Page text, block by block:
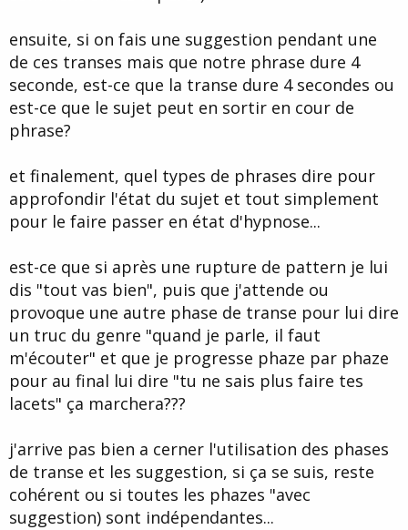
ensuite, si on fais une suggestion pendant une
de ces transes mais que notre phrase dure 4
seconde, est-ce que la transe dure 4 secondes ou
est-ce que le sujet peut en sortir en cour de
phrase?
et finalement, quel types de phrases dire pour
approfondir l'état du sujet et tout simplement
pour le faire passer en état d'hypnose...
est-ce que si après une rupture de pattern je lui
dis "tout vas bien", puis que j'attende ou
provoque une autre phase de transe pour lui dire
un truc du genre "quand je parle, il faut
m'écouter" et que je progresse phaze par phaze
pour au final lui dire "tu ne sais plus faire tes
lacets" ça marchera???
j'arrive pas bien a cerner l'utilisation des phases
de transe et les suggestion, si ça se suis, reste
cohérent ou si toutes les phazes "avec
suggestion) sont indépendantes...